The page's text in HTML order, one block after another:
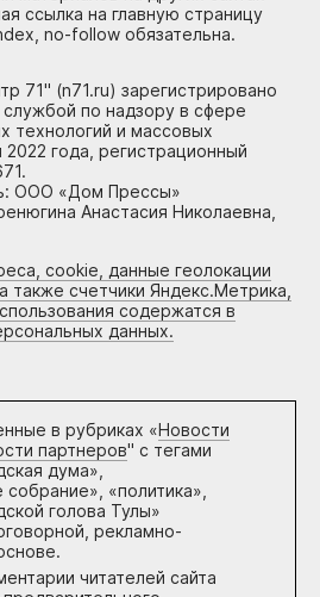
ссылка на главную страницу
no-follow обязательна.
71" (n71.ru) зарегистрировано
по надзору в сфере
технологий и массовых
года, регистрационный
ООО «Дом Прессы»
Анастасия Николаевна,
cookie, данные геолокации
также счетчики Яндекс.Метрика,
содержатся в
данных.
в рубриках «Новости
партнеров" с тегами
дума»,
«политика»,
голова Тулы»
рекламно-
читателей сайта